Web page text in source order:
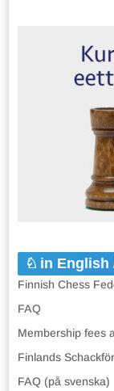
in English
Finnish Chess
FAQ
Membership fees
Finlands
FAQ (på svenska)